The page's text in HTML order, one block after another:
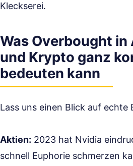
Kleckserei.
Was Overbought in
und Krypto ganz
bedeuten kann
Lass uns einen Blick auf echte
Aktien: 2023 hat Nvidia
schnell Euphorie schmerzen